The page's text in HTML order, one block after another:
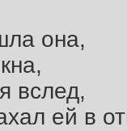
она,
вслед,
ей в